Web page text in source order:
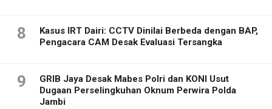
8
Kasus IRT Dairi: CCTV Dinilai Berbeda dengan BAP,
Pengacara CAM Desak Evaluasi Tersangka
9
GRIB Jaya Desak Mabes Polri dan KONI Usut
Dugaan Perselingkuhan Oknum Perwira Polda
Jambi